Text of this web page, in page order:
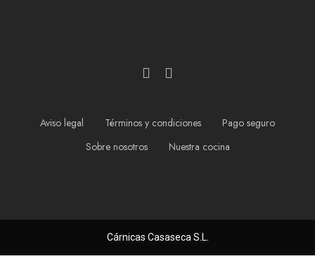
Aviso legal Términos y condiciones
Pago seguro
Sobre nosotros
Nuestra cocina
Cárnicas Casaseca S.L.